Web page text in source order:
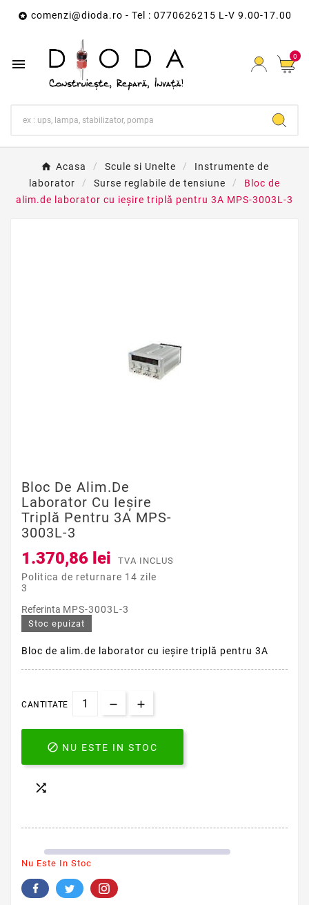
 comenzi@dioda.ro - Tel : 0770626215 L-V 9.00-17.00
 0
Acasa Scule si Unelte
Instrumente de
laborator
Surse reglabile de tensiune
Bloc de
alim.de laborator cu ieşire triplă pentru 3A MPS-3003L-3
Bloc De Alim.de
Laborator Cu Ieşire
Triplă Pentru 3A MPS-
3003L-3
1.370,86 lei TVA INCLUS
Politica de returnare 14 zile
3
Referinta MPS-3003L-3
Stoc epuizat
Bloc de alim.de laborator cu ieşire triplă pentru 3A
CANTITATE
 NU ESTE IN STOC

Nu Este In Stoc